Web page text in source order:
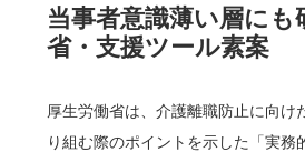
当事者意識薄い層に
省・支援ツール素案
厚生労働省は、介護離職防止に向け
り組む際のポイントを示した「実務